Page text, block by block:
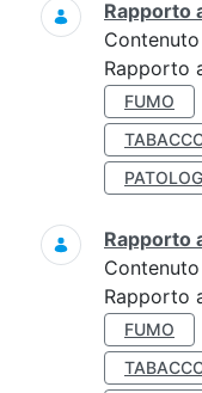
Rapporto
Rapporto
FUMO
Rapporto
Rapporto
FUMO